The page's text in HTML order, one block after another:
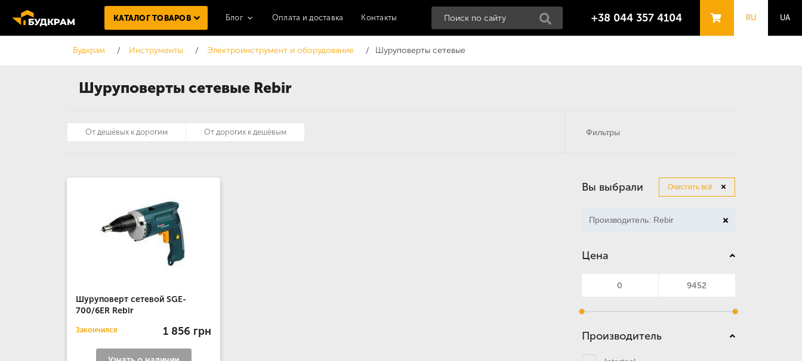
Шуруповерты сетевые Rebir
КАТАЛОГ ТОВАРОВ Блог Оплата и доставка Контакты +38 044 357 4104 RU UA
Будкрам Инструменты Электроинструмент и оборудование Шуруповерты сетевые
Шуруповерт сетевой SGE-
700/6ER Rebir
Закончился 1 856 грн
Вы выбрали Очистить всё
Производитель: Rebir
Цена
Производитель
От дешёвых к дорогим От дорогих к дешёвым Фильтры